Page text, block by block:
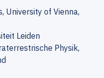
University of Vienna,
Leiden
Physik,